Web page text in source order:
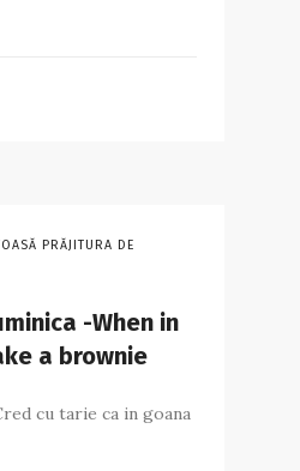
PRĂJITURA DE
-When in
a brownie
cu tarie ca in goana